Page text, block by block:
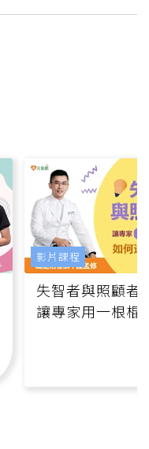
失智者與照顧者
讓專家用一根棍
影片課程